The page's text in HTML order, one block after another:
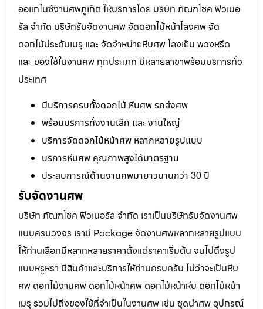
ออแกไนซ์งานศพภูเก็ต ให้บริการโดย บริษัท ภัณฑโชค ฟิวเนอ
รัล จำกัด บริษัทรับจัดงานศพ จัดดอกไม้หน้าโลงศพ จัด
ดอกไม้ประดับเมรุ และ จัดจำหน่ายหีบศพ โลงเย็น พวงหรีด
และ ของใช้ในงานศพ ทุกประเภท มีหลายสาขาพร้อมบริการทั่ว
ประเทศ
มีบริการครบทั้งดอกไม้ หีบศพ รถส่งศพ
พร้อมบริการทั้งงานเล็ก และ งานใหญ่
บริการจัดดอกไม้หน้าศพ หลากหลายรูปแบบ
บริการหีบศพ คุณภาพสูงได้มาตรฐาน
ประสบการณ์ด้านงานศพมายาวนานกว่า 30 ปี
รับจัดงานศพ
บริษัท ภัณฑโชค ฟิวเนอรัล จำกัด เราเป็นบริษัทรับจัดงานศพ
แบบครบวงจร เรามี Package จัดงานศพหลากหลายรูปแบบ
ให้ท่านเลือกมีหลากหลายราคาตั้งแต่ราคาเริ่มต้น จนไปถึงรูป
แบบหรูหรา มีสินค้าและบริการให้ท่านครบครัน ไม่ว่าจะเป็นหีบ
ศพ ดอกไม้งานศพ ดอกไม้หน้าศพ ดอกไม้หน้าหีบ ดอกไม้หน้า
เมรุ รวมไปถึงของใช้ที่จำเป็นในงานศพ เช่น ชุดนำศพ อุปกรณ์